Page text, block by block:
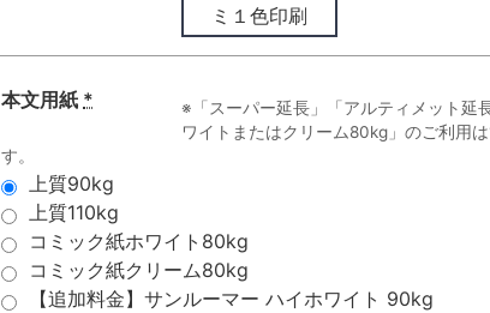
ミ１色印刷
本文用紙 *
※「スーパー延長」「アルティメット延
ワイトまたはクリーム80kg」のご利用
す。
上質90kg
上質110kg
コミック紙ホワイト80kg
コミック紙クリーム80kg
【追加料金】サンルーマー ハイホワイト 90kg